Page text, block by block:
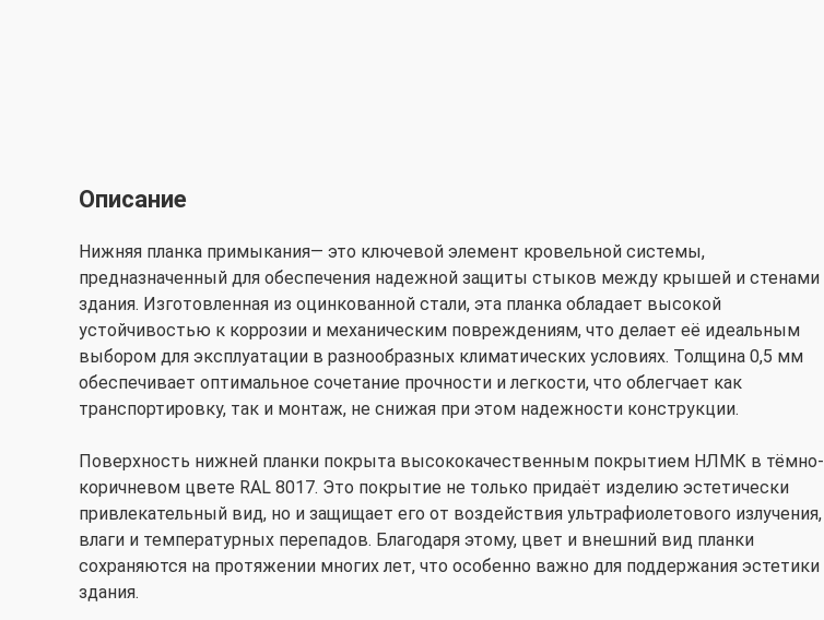
Описание
Нижняя планка примыкания— это ключевой элемент кровельной системы,
предназначенный для обеспечения надежной защиты стыков между крышей и стенами
здания. Изготовленная из оцинкованной стали, эта планка обладает высокой
устойчивостью к коррозии и механическим повреждениям, что делает её идеальным
выбором для эксплуатации в разнообразных климатических условиях. Толщина 0,5 мм
обеспечивает оптимальное сочетание прочности и легкости, что облегчает как
транспортировку, так и монтаж, не снижая при этом надежности конструкции.
Поверхность нижней планки покрыта высококачественным покрытием НЛМК в тёмно-
коричневом цвете RAL 8017. Это покрытие не только придаёт изделию эстетически
привлекательный вид, но и защищает его от воздействия ультрафиолетового излучения,
влаги и температурных перепадов. Благодаря этому, цвет и внешний вид планки
сохраняются на протяжении многих лет, что особенно важно для поддержания эстетики
здания.